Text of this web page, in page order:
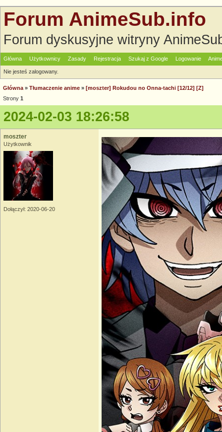
Forum AnimeSub.info
Forum dyskusyjne witryny
Główna Użytkownicy Zasady Rejestracja Szukaj z Google Logowanie
Nie jesteś zalogowany.
Główna » Tłumaczenie anime » [moszter] Rokudou no Onna-tachi [12/12] [Z]
Strony 1
2024-02-03 18:26:58
moszter
Użytkownik
Dołączył: 2020-06-20